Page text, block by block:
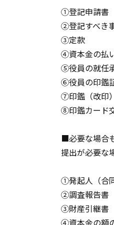
①登記申請書
②登記すべき
③定款
④資本金の払
➄役員の就任
⑥役員の印鑑
⑦印鑑（改印
⑧印鑑カード
■必要な場合
提出が必要な
①発起人（合
②調査報告書
③財産引継書
④資本金の額